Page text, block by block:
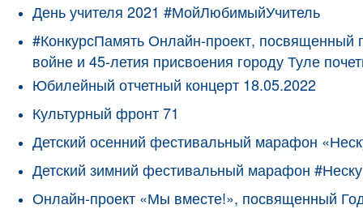
День учителя 2021 #МойЛюбимыйУчитель
#КонкурсПамять Онлайн-проект,
войне и 45-летия присвоения городу Туле
Юбилейный отчетный концерт 18.05.2022
Культурный фронт 71
Детский осенний фестивальный марафон
Детский зимний фестивальный марафон
Онлайн-проект «Мы вместе!», посвященный